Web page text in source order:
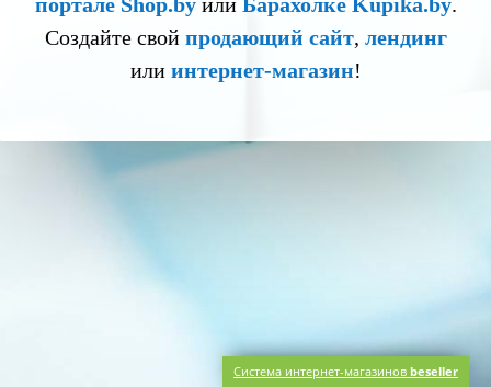
Создайте свой продающий сайт, лендинг
или интернет-магазин!
Система интернет-магазинов beseller